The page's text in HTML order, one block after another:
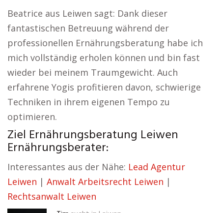
Beatrice aus Leiwen sagt: Dank dieser
fantastischen Betreuung während der
professionellen Ernährungsberatung habe ich
mich vollständig erholen können und bin fast
wieder bei meinem Traumgewicht. Auch
erfahrene Yogis profitieren davon, schwierige
Techniken in ihrem eigenen Tempo zu
optimieren.
Ziel Ernährungsberatung Leiwen
Ernährungsberater:
Interessantes aus der Nähe: Lead Agentur
Leiwen | Anwalt Arbeitsrecht Leiwen |
Rechtsanwalt Leiwen